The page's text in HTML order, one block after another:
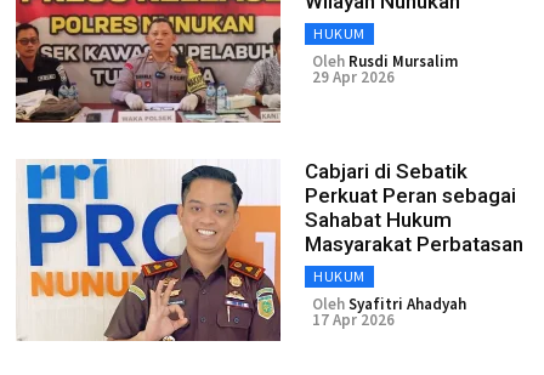
HUKUM
Oleh Rusdi Mursalim
29 Apr 2026
Cabjari di Sebatik
Perkuat Peran sebagai
Sahabat Hukum
Masyarakat Perbatasan
HUKUM
OlehSyafitri Ahadyah
17 Apr 2026